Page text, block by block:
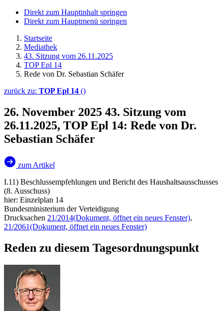
Direkt zum Hauptinhalt springen
Direkt zum Hauptmenü springen
Startseite
Mediathek
43. Sitzung vom 26.11.2025
TOP Epl 14
Rede von Dr. Sebastian Schäfer
zurück zu: TOP Epl 14 ()
26. November 2025 43. Sitzung vom
26.11.2025, TOP Epl 14: Rede von Dr.
Sebastian Schäfer
zum Artikel
I.11) Beschlussempfehlungen und Bericht des Haushaltsausschusses
(8. Ausschuss)
hier: Einzelplan 14
Bundesministerium der Verteidigung
Drucksachen 21/2014(Dokument, öffnet ein neues Fenster),
21/2061(Dokument, öffnet ein neues Fenster)
Reden zu diesem Tagesordnungspunkt